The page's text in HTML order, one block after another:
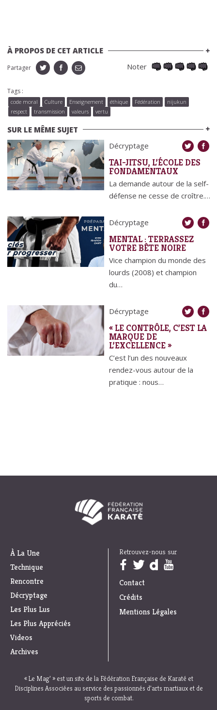
À PROPOS DE CET ARTICLE
Partager Noter
Tags :
code moral Culture Enseignement éthique Fédération
nijukun
respect
transmission valeurs vertu
SUR LE MÊME SUJET
Décryptage
TAI-JITSU, L’ÉCOLE DES
FONDAMENTAUX
La demande autour de la self-
défense ne cesse de croître.…
Décryptage
MENTAL : TERRASSEZ
VOTRE BÊTE NOIRE
Vice champion du monde des
lourds (2008) et champion
du…
Décryptage
« LE CONTRÔLE, C’EST LA
MARQUE DE
L’EXCELLENCE »
C’est l’un des nouveaux
rendez-vous autour de la
pratique : nous…
À La Une
Technique
Rencontre
Décryptage
Les Plus Lus
Les Plus Appréciés
Videos
Archives
Retrouvez-nous sur
Trouvez nous sur :
Contact
Crédits
Mentions Légales
« Le Mag’ » est un site de la Fédération Française de Karaté et
Disciplines Associées au service des passionnés d’arts martiaux et de
sports de combat.